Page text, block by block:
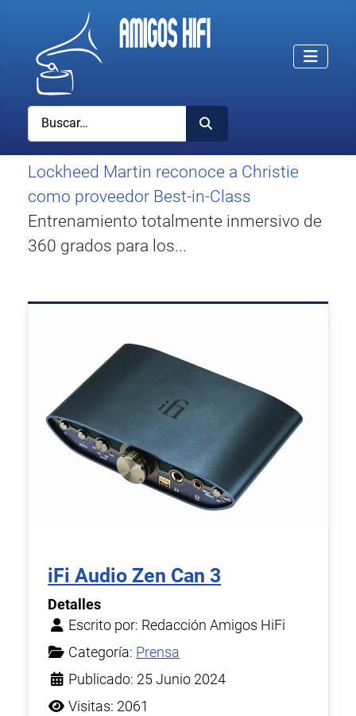
Buscar
Lockheed Martin reconoce a Christie
como proveedor Best-in-Class
Entrenamiento totalmente inmersivo de
360 grados para los...
iFi Audio Zen Can 3
Detalles
Escrito por: Redacción Amigos HiFi
Categoría: Prensa
Publicado: 25 Junio 2024
Visitas: 2061